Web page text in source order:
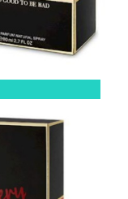
Labbra